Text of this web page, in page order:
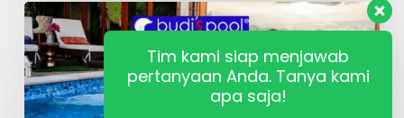
Mosaic
Kaca
Recycle
pada
Tim kami siap menjawab
pertanyaan Anda. Tanya kami
apa saja!